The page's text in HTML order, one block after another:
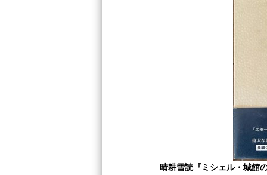
晴耕雪読 『ミシェル・城館